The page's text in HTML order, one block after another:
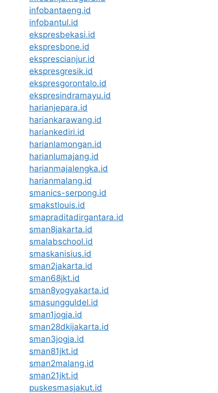
infobantaeng.id
infobantul.id
ekspresbekasi.id
ekspresbone.id
eksprescianjur.id
ekspresgresik.id
ekspresgorontalo.id
ekspresindramayu.id
harianjepara.id
hariankarawang.id
hariankediri.id
harianlamongan.id
harianlumajang.id
harianmajalengka.id
harianmalang.id
smanics-serpong.id
smakstlouis.id
smapraditadirgantara.id
sman8jakarta.id
smalabschool.id
smaskanisius.id
sman2jakarta.id
sman68jkt.id
sman8yogyakarta.id
smasungguldel.id
sman1jogja.id
sman28dkijakarta.id
sman3jogja.id
sman81jkt.id
sman2malang.id
sman21jkt.id
puskesmasjakut.id